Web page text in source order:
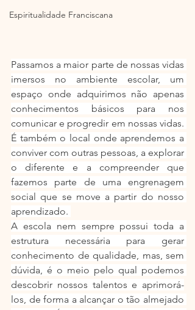
Espiritualidade Franciscana
Passamos a maior parte de nossas vidas
imersos no ambiente escolar, um
espaço onde adquirimos não apenas
conhecimentos básicos para nos
comunicar e progredir em nossas vidas.
É também o local onde aprendemos a
conviver com outras pessoas, a explorar
o diferente e a compreender que
fazemos parte de uma engrenagem
social que se move a partir do nosso
aprendizado.
A escola nem sempre possui toda a
estrutura necessária para gerar
conhecimento de qualidade, mas, sem
dúvida, é o meio pelo qual podemos
descobrir nossos talentos e aprimorá-
los, de forma a alcançar o tão almejado